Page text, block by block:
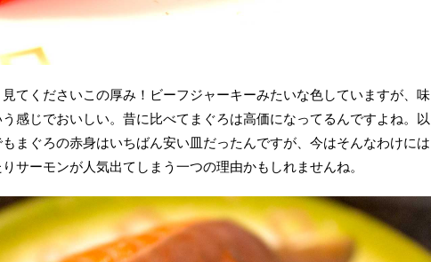
見てくださいこの厚み！ビーフジャーキーみたいな色していますが、味
感じでおいしい。昔に比べてまぐろは高価になってるんですよね。以
まぐろの赤身はいちばん安い皿だったんですが、今はそんなわけには
サーモンが人気出てしまう一つの理由かもしれませんね。